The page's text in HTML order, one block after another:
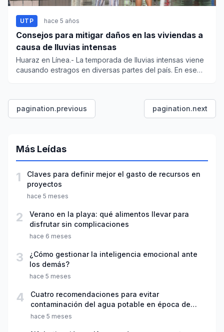
UTP hace 5 años
Consejos para mitigar daños en las viviendas a
causa de lluvias intensas
Huaraz en Línea.- La temporada de lluvias intensas viene
causando estragos en diversas partes del país. En ese
pagination.previous pagination.next
Más Leídas
1
Claves para definir mejor el gasto de recursos en
proyectos
hace 5 meses
2
Verano en la playa: qué alimentos llevar para
disfrutar sin complicaciones
hace 6 meses
3
¿Cómo gestionar la inteligencia emocional ante
los demás?
hace 5 meses
4
Cuatro recomendaciones para evitar
contaminación del agua potable en época de
lluvias
hace 5 meses